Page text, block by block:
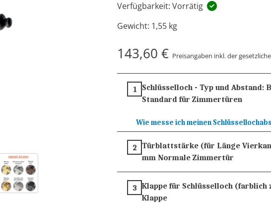
Verfügbarkeit: Vorrätig
Gewicht: 1,55 kg
143,60 € Preisangaben inkl. der
1 Schlüsselloch - Typ und Abstand:
Standard für Zimmertüren
Wie messe ich meinen
2 Türblattstärke (für Länge
mm Normale Zimmertür
3 Klappe für Schlüsselloch (farblich
Klappe